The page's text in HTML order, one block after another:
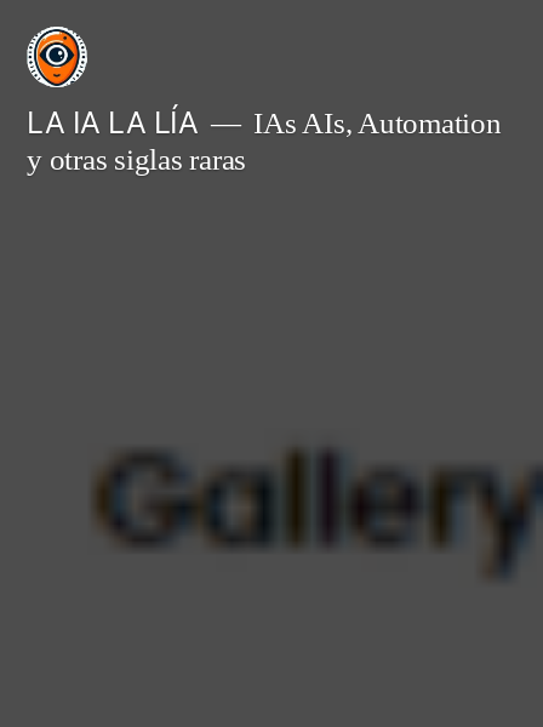
Saltar
contenido
LA IA LA LÍA
IAs AIs, Automation
y otras siglas raras